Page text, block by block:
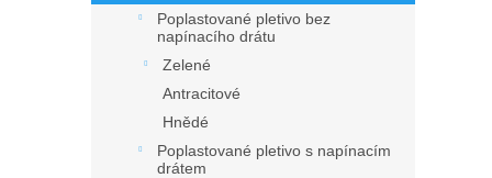
Poplastované pletivo bez
napínacího drátu
Zelené
Antracitové
Hnědé
Poplastované pletivo s napínacím
drátem